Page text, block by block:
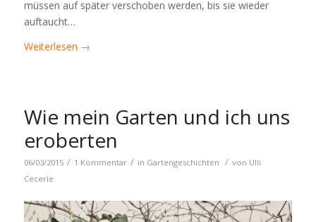
müssen auf später verschoben werden, bis sie wieder
auftaucht…
Weiterlesen →
Wie mein Garten und ich uns
eroberten
06/03/2015 / 1 Kommentar / in Gartengeschichten / von Ulli
Cecerle